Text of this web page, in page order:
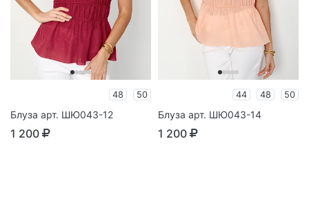
48 50
Блуза арт. ШЮ043-12
1 200
44 48 50
Блуза арт. ШЮ043-14
1 200